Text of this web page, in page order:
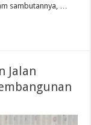
sambutannya, …
Jalan